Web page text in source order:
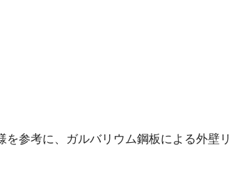
参考に、ガルバリウム鋼板による外壁リ